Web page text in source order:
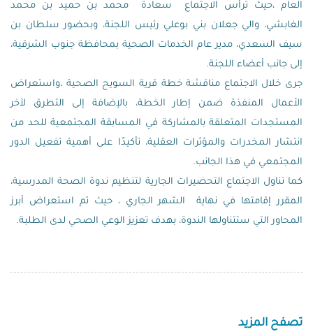
العام ،حيث ترأس الاجتماع سعادة محمد بن حميد بن محمد
الغابشي، والي جعلان بني بوعلي رئيس اللجنة، وبحضور سلطان بن
سيف السعدي، مدير عام الخدمات الصحية بمحافظة جنوب الشرقية،
إلى جانب أعضاء اللجنة.
جرى خلال الاجتماع مناقشة خطة قرية السويح الصحية ،واستعراض
الأعمال المنفذة ضمن إطار الخطة، بالإضافة إلى التطرق لآخر
المستجدات المتعلقة بالمشاركة في المسابقة المجتمعية للحد من
انتشار المخدرات والمؤثرات العقلية، تأكيدًا على أهمية تفعيل الدور
المجتمعي في هذا الجانب.
كما تناول الاجتماع التحضيرات الجارية لتنظيم ندوة الصحة المدرسية،
المقرر إقامتها في نهاية الشهر الجاري ، حيث تم استعراض أبرز
المحاور التي ستتناولها الندوة، بهدف تعزيز الوعي الصحي لدى الطلبة.
تصفح المزيد